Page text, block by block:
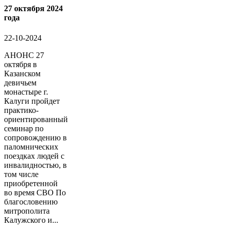
27 октября 2024
года
22-10-2024
АНОНС 27
октября в
Казанском
девичьем
монастыре г.
Калуги пройдет
практико-
ориентированный
семинар по
сопровождению в
паломнических
поездках людей с
инвалидностью, в
том числе
приобретенной
во время СВО По
благословению
митрополита
Калужского и...